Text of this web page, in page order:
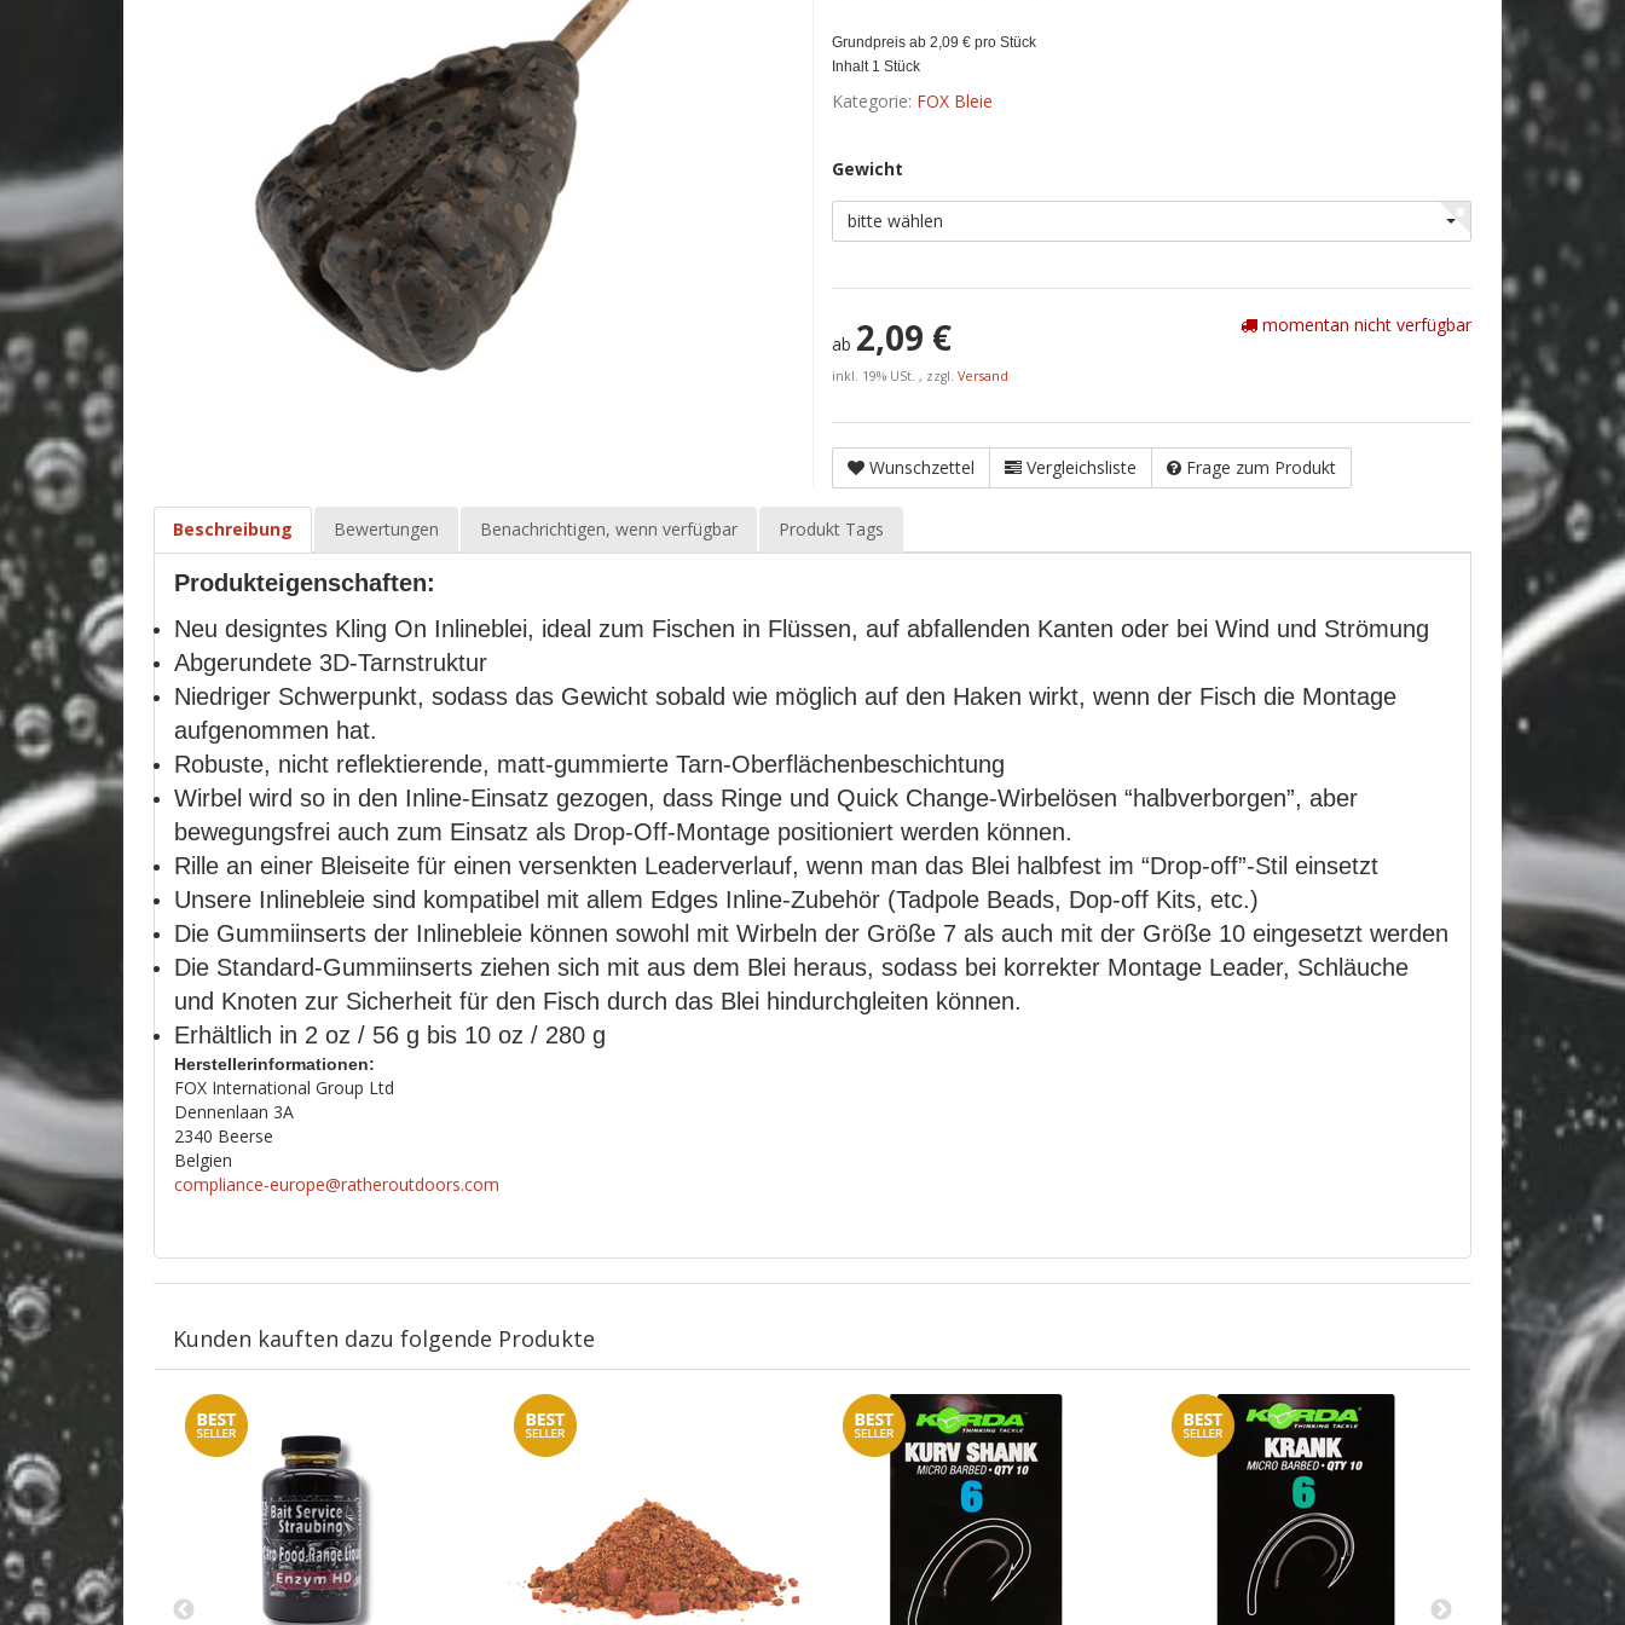
Grundpreis ab 2,09 € pro Stück
Inhalt 1 Stück
Kategorie: FOX Bleie
Gewicht
bitte wählen
ab 2,09 €
inkl. 19% USt. , zzgl. Versand
momentan nicht verfügbar
Wunschzettel Vergleichsliste Frage zum Produkt
Beschreibung Bewertungen Benachrichtigen, wenn verfügbar Produkt Tags
Produkteigenschaften:
Neu designtes Kling On Inlineblei, ideal zum Fischen in Flüssen, auf abfallenden Kanten oder bei Wind und Strömung
Abgerundete 3D-Tarnstruktur
Niedriger Schwerpunkt, sodass das Gewicht sobald wie möglich auf den Haken wirkt, wenn der Fisch die Montage
aufgenommen hat.
Robuste, nicht reflektierende, matt-gummierte Tarn-Oberflächenbeschichtung
Wirbel wird so in den Inline-Einsatz gezogen, dass Ringe und Quick Change-Wirbelösen “halbverborgen”, aber
bewegungsfrei auch zum Einsatz als Drop-Off-Montage positioniert werden können.
Rille an einer Bleiseite für einen versenkten Leaderverlauf, wenn man das Blei halbfest im “Drop-off”-Stil einsetzt
Unsere Inlinebleie sind kompatibel mit allem Edges Inline-Zubehör (Tadpole Beads, Dop-off Kits, etc.)
Die Gummiinserts der Inlinebleie können sowohl mit Wirbeln der Größe 7 als auch mit der Größe 10 eingesetzt werden
Die Standard-Gummiinserts ziehen sich mit aus dem Blei heraus, sodass bei korrekter Montage Leader, Schläuche
und Knoten zur Sicherheit für den Fisch durch das Blei hindurchgleiten können.
Erhältlich in 2 oz / 56 g bis 10 oz / 280 g
Herstellerinformationen:
FOX International Group Ltd
Dennenlaan 3A
2340 Beerse
Belgien
compliance-europe@ratheroutdoors.com
Kunden kauften dazu folgende Produkte